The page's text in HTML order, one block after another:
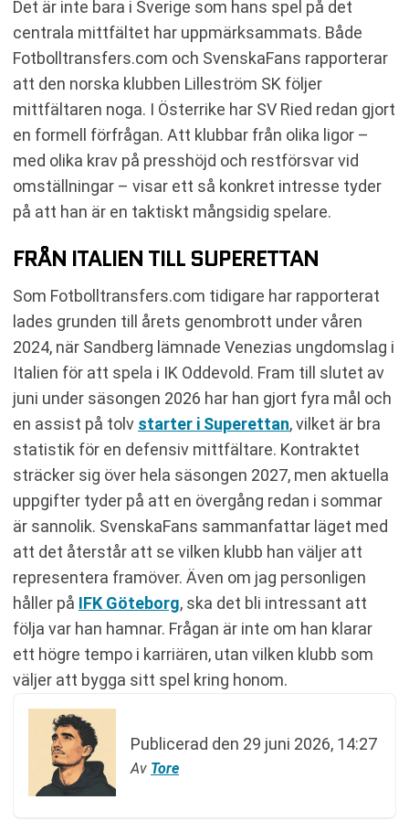
Det är inte bara i Sverige som hans spel på det
centrala mittfältet har uppmärksammats. Både
Fotbolltransfers.com och SvenskaFans rapporterar
att den norska klubben Lilleström SK följer
mittfältaren noga. I Österrike har SV Ried redan gjort
en formell förfrågan. Att klubbar från olika ligor –
med olika krav på presshöjd och restförsvar vid
omställningar – visar ett så konkret intresse tyder
på att han är en taktiskt mångsidig spelare.
FRÅN ITALIEN TILL SUPERETTAN
Som Fotbolltransfers.com tidigare har rapporterat
lades grunden till årets genombrott under våren
2024, när Sandberg lämnade Venezias ungdomslag i
Italien för att spela i IK Oddevold. Fram till slutet av
juni under säsongen 2026 har han gjort fyra mål och
en assist på tolv starter i Superettan, vilket är bra
statistik för en defensiv mittfältare. Kontraktet
sträcker sig över hela säsongen 2027, men aktuella
uppgifter tyder på att en övergång redan i sommar
är sannolik. SvenskaFans sammanfattar läget med
att det återstår att se vilken klubb han väljer att
representera framöver. Även om jag personligen
håller på IFK Göteborg, ska det bli intressant att
följa var han hamnar. Frågan är inte om han klarar
ett högre tempo i karriären, utan vilken klubb som
väljer att bygga sitt spel kring honom.
Publicerad den 29 juni 2026, 14:27
Av Tore